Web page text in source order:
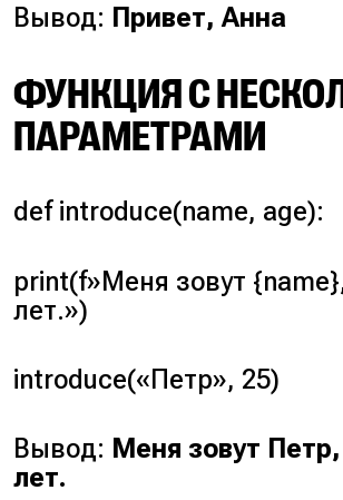
Вывод: Привет, Анна
ФУНКЦИЯ С
ПАРАМЕТРАМИ
def introduce(name, age):
print(f»Меня зовут
лет.»)
introduce(«Петр», 25)
Вывод: Меня зовут
лет.